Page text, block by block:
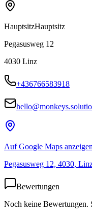
HauptsitzHauptsitz
Pegasusweg 12
4030 Linz
+436766583918
Auf Google Maps anzeigen
Pegasusweg 12, 4030,
Bewertungen
Noch keine Bewertungen.